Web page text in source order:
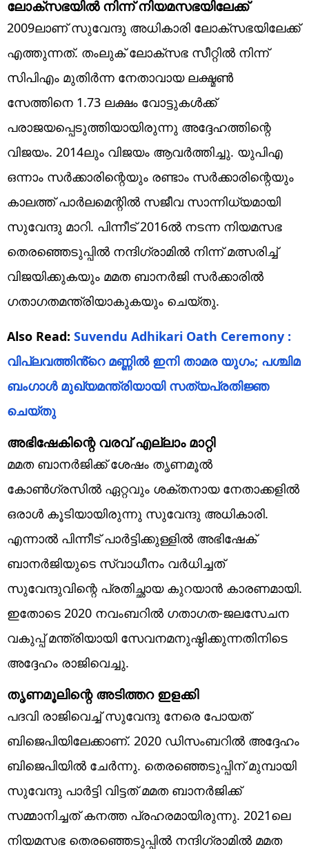
ലോക്‌സഭയില്‍ നിന്ന് നിയമസഭയിലേക്ക്
2009ലാണ് സുവേന്ദു അധികാരി ലോക്‌സഭയിലേക്ക്
എത്തുന്നത്. തംലുക് ലോക്‌സഭ സീറ്റില്‍ നിന്ന്
സിപിഎം മുതിര്‍ന്ന നേതാവായ ലക്ഷ്മണ്‍
സേത്തിനെ 1.73 ലക്ഷം വോട്ടുകള്‍ക്ക്
പരാജയപ്പെടുത്തിയായിരുന്നു അദ്ദേഹത്തിന്റെ
വിജയം. 2014ലും വിജയം ആവര്‍ത്തിച്ചു. യുപിഎ
ഒന്നാം സര്‍ക്കാരിന്റെയും രണ്ടാം സര്‍ക്കാരിന്റെയും
കാലത്ത് പാര്‍ലമെന്റില്‍ സജീവ സാന്നിധ്യമായി
സുവേന്ദു മാറി. പിന്നീട് 2016ല്‍ നടന്ന നിയമസഭ
തെരഞ്ഞെടുപ്പില്‍ നന്ദിഗ്രാമില്‍ നിന്ന് മത്സരിച്ച്
വിജയിക്കുകയും മമത ബാനര്‍ജി സര്‍ക്കാരില്‍
ഗതാഗതമന്ത്രിയാകുകയും ചെയ്തു.
Also Read: Suvendu Adhikari Oath Ceremony :
വിപ്ലവത്തിൻ്റെ മണ്ണിൽ ഇനി താമര യുഗം; പശ്ചിമ
ബംഗാൾ മുഖ്യമന്ത്രിയായി സത്യപ്രതിജ്ഞ
ചെയ്തു
അഭിഷേകിന്റെ വരവ് എല്ലാം മാറ്റി
മമത ബാനര്‍ജിക്ക് ശേഷം തൃണമൂല്‍
കോണ്‍ഗ്രസില്‍ ഏറ്റവും ശക്തനായ നേതാക്കളില്‍
ഒരാള്‍ കൂടിയായിരുന്നു സുവേന്ദു അധികാരി.
എന്നാല്‍ പിന്നീട് പാര്‍ട്ടിക്കുള്ളില്‍ അഭിഷേക്
ബാനര്‍ജിയുടെ സ്വാധീനം വര്‍ധിച്ചത്
സുവേന്ദുവിന്റെ പ്രതിച്ഛായ കുറയാന്‍ കാരണമായി.
ഇതോടെ 2020 നവംബറില്‍ ഗതാഗത-ജലസേചന
വകുപ്പ് മന്ത്രിയായി സേവനമനുഷ്ഠിക്കുന്നതിനിടെ
അദ്ദേഹം രാജിവെച്ചു.
തൃണമൂലിന്റെ അടിത്തറ ഇളക്കി
പദവി രാജിവെച്ച് സുവേന്ദു നേരെ പോയത്
ബിജെപിയിലേക്കാണ്. 2020 ഡിസംബറില്‍ അദ്ദേഹം
ബിജെപിയില്‍ ചേര്‍ന്നു. തെരഞ്ഞെടുപ്പിന് മുമ്പായി
സുവേന്ദു പാര്‍ട്ടി വിട്ടത് മമത ബാനര്‍ജിക്ക്
സമ്മാനിച്ചത് കനത്ത പ്രഹരമായിരുന്നു. 2021ലെ
നിയമസഭ തെരഞ്ഞെടുപ്പില്‍ നന്ദിഗ്രാമില്‍ മമത